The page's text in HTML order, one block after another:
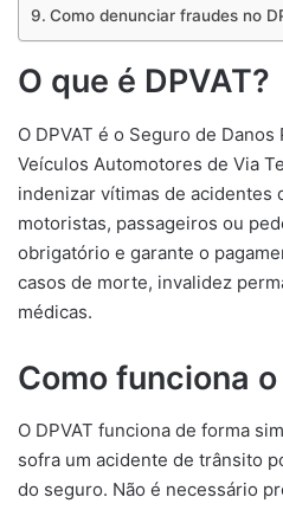
Como denunciar fraudes no
O que é DPVAT?
O DPVAT é o Seguro de
Veículos Automotores de Via
indenizar vítimas de acidentes
motoristas, passageiros ou
obrigatório e garante o
casos de morte, invalidez
médicas.
Como funciona o
O DPVAT funciona de forma
sofra um acidente de trânsito
do seguro. Não é necessário